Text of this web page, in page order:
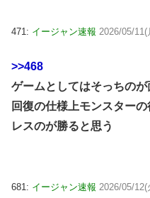
471: イージャン速報 2026/05/
>>468
ゲームとしてはそっちの
回復の仕様上モンスター
レスのが勝ると思う
681: イージャン速報 2026/05/